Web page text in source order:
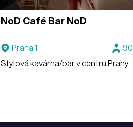
NoD Café Bar NoD
Praha 1
90
Stylová kavárna/bar v centru Prahy